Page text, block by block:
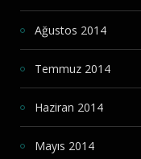
Ağustos 2014
Temmuz 2014
Haziran 2014
Mayıs 2014